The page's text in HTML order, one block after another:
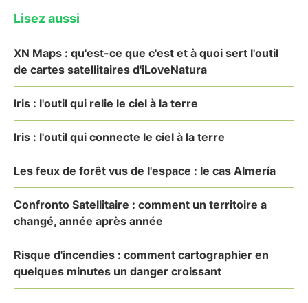
Lisez aussi
XN Maps : qu'est-ce que c'est et à quoi sert l'outil
de cartes satellitaires d'iLoveNatura
Iris : l'outil qui relie le ciel à la terre
Iris : l'outil qui connecte le ciel à la terre
Les feux de forêt vus de l'espace : le cas Almería
Confronto Satellitaire : comment un territoire a
changé, année après année
Risque d'incendies : comment cartographier en
quelques minutes un danger croissant